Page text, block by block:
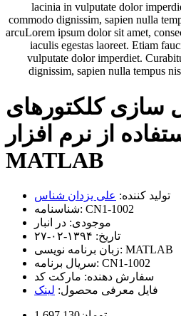
lacinia in vulputate dolor
commodo dignissim, sapien nulla
arcuLorem ipsum dolor sit amet,
iaculis egestas laoreet. Etiam
vulputate dolor imperdiet.
dignissim, sapien nulla tempus
سازی کلکتورهای
از نرم افزار
MATLAB
تولید کننده: علی یزدان شناس
شناسنامه: CN1-1002
موجودی: در انبار
تاریخ: ۱۳۹۴-۰۲-۲۷
زبان برنامه نویسی: MATLAB
سریال برنامه: CN1-1002
سفارش دهنده: مارکت کد
فایل معرفی محصول: لینک